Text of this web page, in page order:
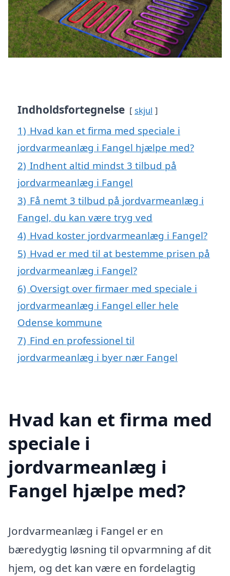
Indholdsfortegnelse skjul
1) Hvad kan et firma med speciale i
jordvarmeanlæg i Fangel hjælpe med?
2) Indhent altid mindst 3 tilbud på
jordvarmeanlæg i Fangel
3) Få nemt 3 tilbud på jordvarmeanlæg i
Fangel, du kan være tryg ved
4) Hvad koster jordvarmeanlæg i Fangel?
5) Hvad er med til at bestemme prisen på
jordvarmeanlæg i Fangel?
6) Oversigt over firmaer med speciale i
jordvarmeanlæg i Fangel eller hele
Odense kommune
7) Find en professionel til
jordvarmeanlæg i byer nær Fangel
Hvad kan et firma med
speciale i
jordvarmeanlæg i
Fangel hjælpe med?
Jordvarmeanlæg i Fangel er en
bæredygtig løsning til opvarmning af dit
hjem, og det kan være en fordelagtig